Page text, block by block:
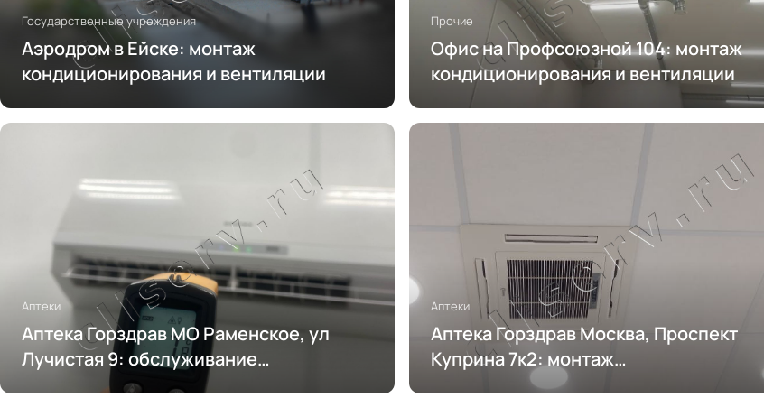
Государственные учреждения
Аэродром в Ейске: монтаж
кондиционирования и вентиляции
Прочие
Офис на Профсоюзной 104: монтаж
кондиционирования и вентиляции
Аптеки
Аптека Горздрав МО Раменское, ул
Лучистая 9: обслуживание
кондиционирования
Аптеки
Аптека Горздрав Москва, Проспект
Куприна 7к2: монтаж
кондиционирования